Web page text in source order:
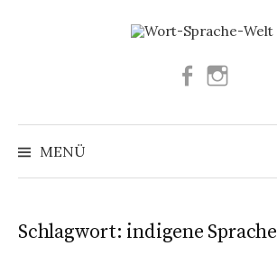
Facebook
MENÜ
Schlagwort: indigene Sprache